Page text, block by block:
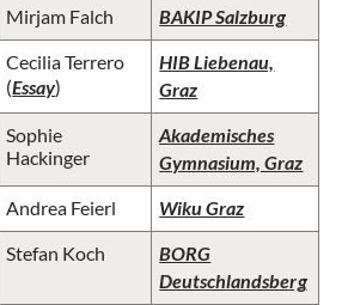
Mirjam Falch BAKIP Salzburg
Cecilia Terrero
(Essay)
HIB Liebenau,
Graz
Sophie
Hackinger
Akademisches
Gymnasium, Graz
Andrea Feierl Wiku Graz
Stefan Koch
BORG
Deutschlandsberg